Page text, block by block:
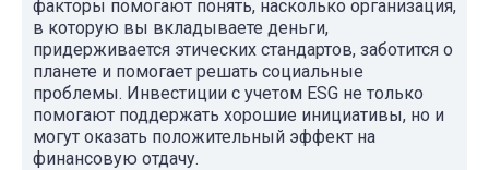
факторы помогают понять, насколько организация,
в которую вы вкладываете деньги,
придерживается этических стандартов, заботится о
планете и помогает решать социальные
проблемы. Инвестиции с учетом ESG не только
помогают поддержать хорошие инициативы, но и
могут оказать положительный эффект на
финансовую отдачу.